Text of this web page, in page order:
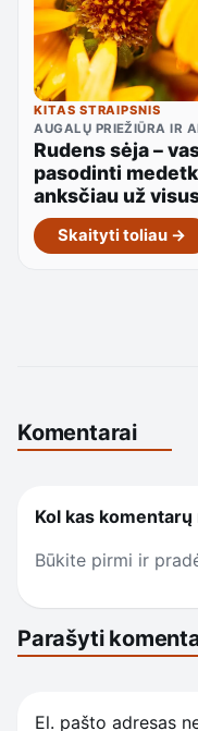
KITAS STRAIPSNIS
AUGALŲ PRIEŽIŪRA IR
Rudens sėja –
pasodinti
anksčiau už
Skaityti toliau →
Komentarai
Kol kas komentarų
Būkite pirmi ir
Parašyti
El. pašto adresas